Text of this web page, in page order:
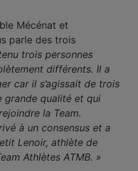
Mécénat et
parle des trois
trois personnes
différents. Il a
car il s’agissait de trois
grande qualité et qui
la Team.
à un consensus et a
Lenoir, athlète de
Athlètes ATMB. »